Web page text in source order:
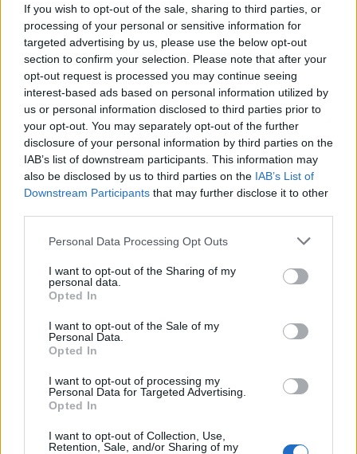
If you wish to opt-out of the sale, sharing to third parties, or
processing of your personal or sensitive information for
targeted advertising by us, please use the below opt-out
section to confirm your selection. Please note that after your
opt-out request is processed you may continue seeing
interest-based ads based on personal information utilized by
us or personal information disclosed to third parties prior to
your opt-out. You may separately opt-out of the further
disclosure of your personal information by third parties on the
IAB’s list of downstream participants. This information may
also be disclosed by us to third parties on the IAB’s List of
Downstream Participants that may further disclose it to other
Please note that this website/app uses one or more Google
not limited to your visit or usage behaviour. You may click to
grant or deny consent to Google and its third-party tags to
use your data for below specified purposes in below Google
consent section.
Personal Data Processing Opt Outs
I want to opt-out of the Sharing of my
personal data.
Opted In
I want to opt-out of the Sale of my
Personal Data.
Opted In
I want to opt-out of processing my
Personal Data for Targeted Advertising.
Opted In
I want to opt-out of Collection, Use,
Retention, Sale, and/or Sharing of my
ανωτέρω σιδηροδρομικά δρομολόγια στα
συγκεκριμένα τμήματα θαυποκατασταθούν από
λεωφορεία της Hellenic Train
«Η Hellenic Train ευχαριστεί το επιβατικό κοινό για
την κατανόηση καισυνεργάζεται στενά με τον
Διαχειριστή Υποδομής , καταβάλλοντας κάθε
δυνατή προσπάθεια για την καλύτερη εξυπηρέτηση
των επιβατών» επισημαίνει στην ενημέρωσή της η
ΑΣΕΠ: Πιστοποίηση Αγγλικών σε
μόνο 2 ημέρες στα χέρια σας
Πιστοποίηση Υπολογιστών σε 2